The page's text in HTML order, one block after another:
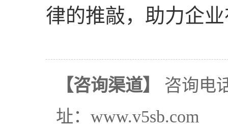
律的推敲，助力企
【咨询渠道】
咨询电
址：www.v5sb.com